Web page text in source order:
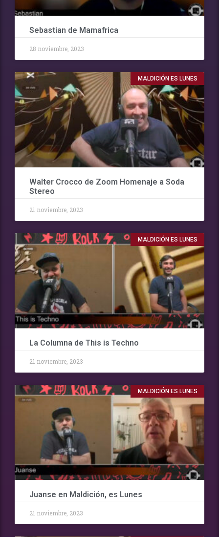
Sebastian de Mamafrica
28 noviembre, 2023
MALDICIÓN ES LUNES
Walter Crocco de Zoom Homenaje a Soda
Stereo
21 noviembre, 2023
MALDICIÓN ES LUNES
La Columna de This is Techno
21 noviembre, 2023
MALDICIÓN ES LUNES
Juanse en Maldición, es Lunes
21 noviembre, 2023